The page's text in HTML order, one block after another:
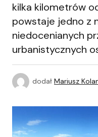
kilka kilometrów
powstaje jedno z
niedocenianych
urbanistycznych
dodał Mariusz